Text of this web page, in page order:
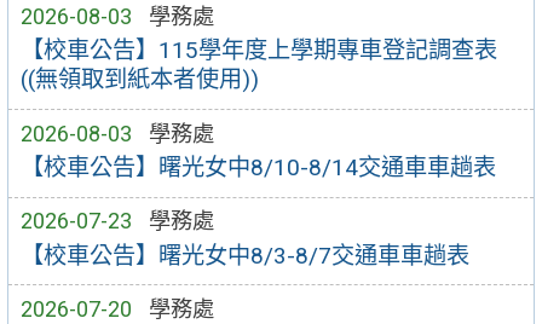
2026-08-03 學務處
【校車公告】115學年度上學期專車登記調查表
((無領取到紙本者使用))
2026-08-03 學務處
【校車公告】曙光女中8/10-8/14交通車車趟表
2026-07-23 學務處
【校車公告】曙光女中8/3-8/7交通車車趟表
2026-07-20 學務處